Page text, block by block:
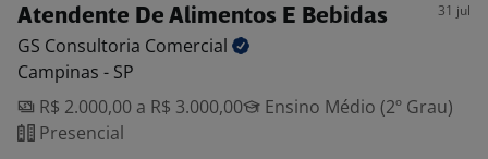
Atendente De Alimentos E Bebidas 31 jul
GS Consultoria Comercial
Campinas - SP
R$ 2.000,00 a R$ 3.000,00
Ensino Médio (2º Grau)
Presencial